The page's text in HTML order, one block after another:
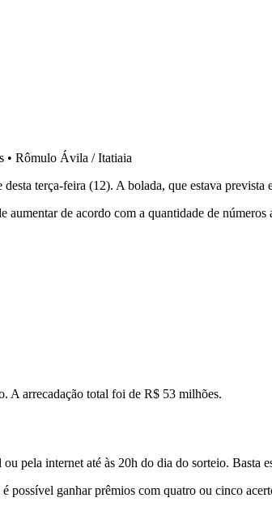
• Rômulo Ávila / Itatiaia
terça-feira (12). A bolada, que estava
de acordo com a quantidade de números
A arrecadação total foi de R$ 53 milhões.
pela internet até às 20h do dia do sorteio. Basta
possível ganhar prêmios com quatro ou cinco